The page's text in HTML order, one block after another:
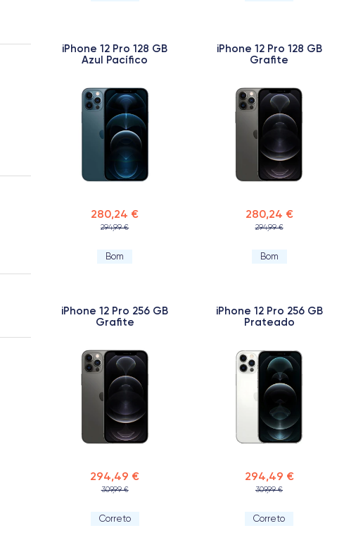
iPhone 12 Pro 128 GB
Azul Pacífico
280,24 €
294,99 €
Bom
iPhone 12 Pro 128 GB
Grafite
280,24 €
294,99 €
Bom
iPhone 12 Pro 256 GB
Grafite
294,49 €
309,99 €
Correto
iPhone 12 Pro 256 GB
Prateado
294,49 €
309,99 €
Correto